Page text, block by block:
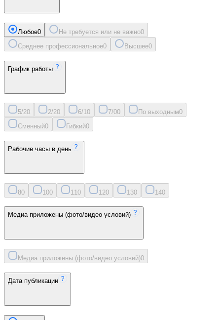
Любое0 Не требуется или не важно0
Среднее профессиональное0 Высшее0
График работы
5/20 2/20 6/10 7/00 По выходным0
Сменный0 Гибкий0
Рабочие часы в день
80 100 11 0 120 130 140
Медиа приложены (фото/видео условий)
Медиа приложены (фото/видео условий)0
Дата публикации